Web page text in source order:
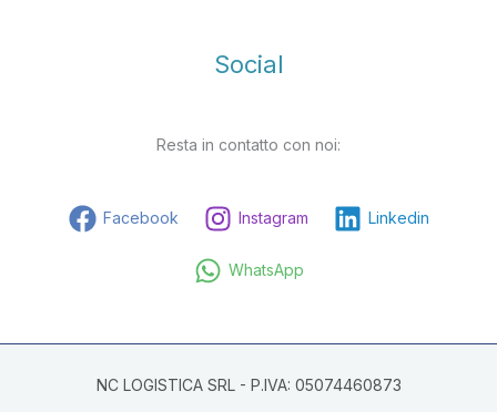
Social
Resta in contatto con noi:
Facebook Instagram Linkedin
WhatsApp
NC LOGISTICA SRL - P.IVA: 05074460873